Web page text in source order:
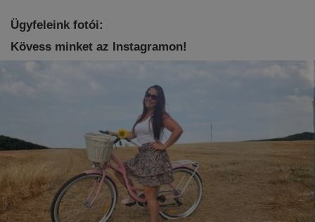
Ügyfeleink fotói:
Kövess minket az Instagramon!